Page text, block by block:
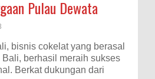
Pulau Dewata
bisnis cokelat yang berasal
berhasil meraih sukses
Berkat dukungan dari